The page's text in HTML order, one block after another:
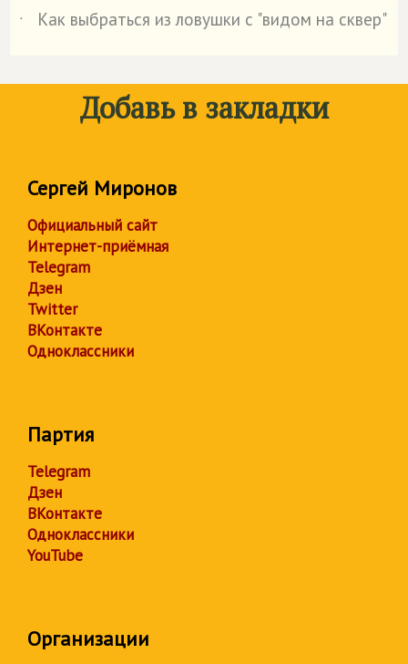
˙
Как выбраться из ловушки с "видом на сквер"
Добавь в закладки
Сергей Миронов
Официальный сайт
Интернет-приёмная
Telegram
Дзен
Twitter
ВКонтакте
Одноклассники
Партия
Telegram
Дзен
ВКонтакте
Одноклассники
YouTube
Организации